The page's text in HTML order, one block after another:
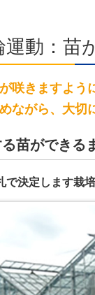
運動：苗
咲きますよう
ながら、大切
苗ができる
で決定します栽